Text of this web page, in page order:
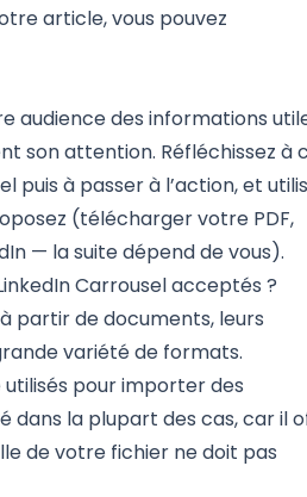
article, vous pouvez
audience des informations
son attention. Réfléchissez à
puis à passer à l’action, et
(télécharger votre PDF,
— la suite dépend de vous).
Carrousel acceptés ?
partir de documents, leurs
variété de formats.
pour importer des
dans la plupart des cas, car il
de votre fichier ne doit pas